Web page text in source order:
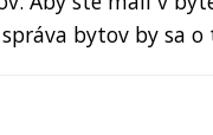
bytov by sa